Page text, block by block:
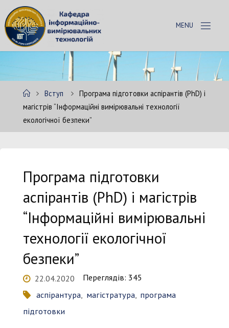
Skip
to
content
АФ
Е
РА
ІВ
HomeВступ
Програма підготовки аспірантів (PhD) і
магістрів “Інформаційні вимірювальні технології
екологічної безпеки”
Програма підготовки
аспірантів (PhD) і магістрів
“Інформаційні вимірювальні
технології екологічної
безпеки”
22.04.2020
аспірантура, магістратура, програма
підготовки
Переглядів: 345